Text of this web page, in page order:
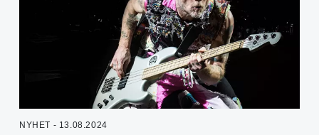
NYHET - 13.08.2024